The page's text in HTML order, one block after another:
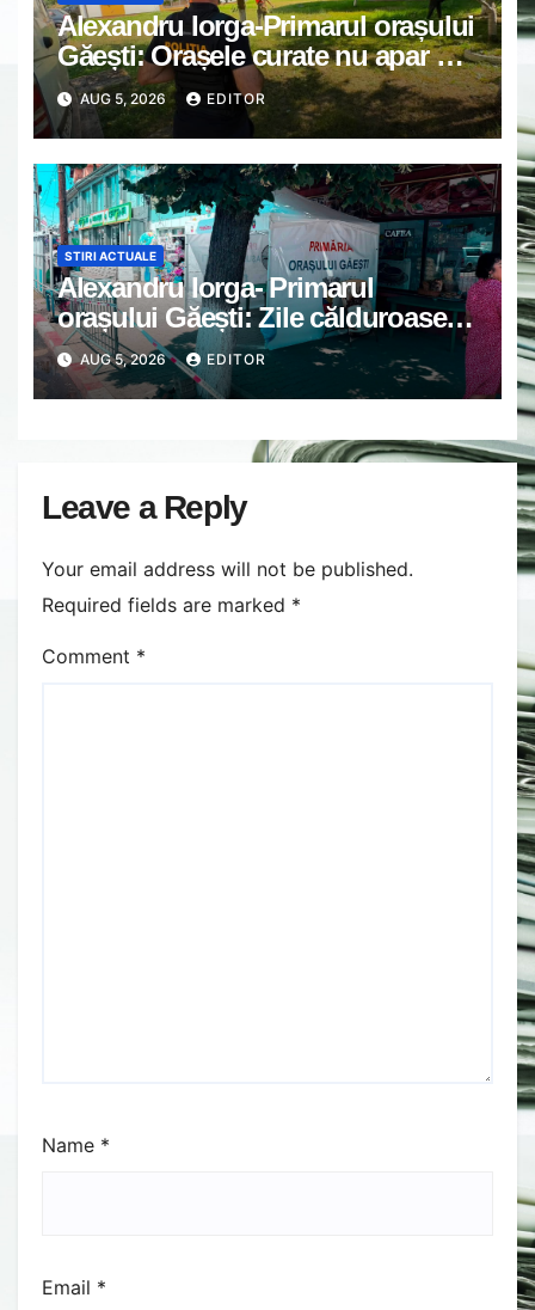
Alexandru Iorga-Primarul orașului
Găești: Orașele curate nu apar din
întâmplare
AUG 5, 2026 EDITOR
STIRI ACTUALE
Alexandru Iorga- Primarul
orașului Găești: Zile călduroase.
Grijă unii de alții.
AUG 5, 2026 EDITOR
Leave a Reply
Your email address will not be published.
Required fields are marked *
Comment *
Name *
Email *